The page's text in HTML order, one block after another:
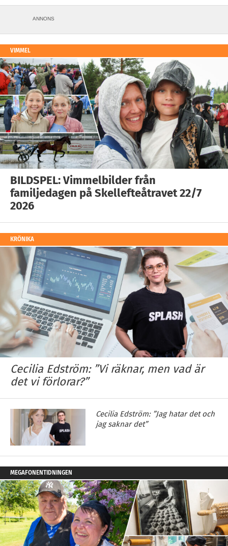
ANNONS
VIMMEL
BILDSPEL: Vimmelbilder från
familjedagen på Skellefteåtravet 22/7
2026
KRÖNIKA
Cecilia Edström: ”Vi räknar, men vad är
det vi förlorar?”
Cecilia Edström: ”Jag hatar det och
jag saknar det”
MEGAFONENTIDNINGEN